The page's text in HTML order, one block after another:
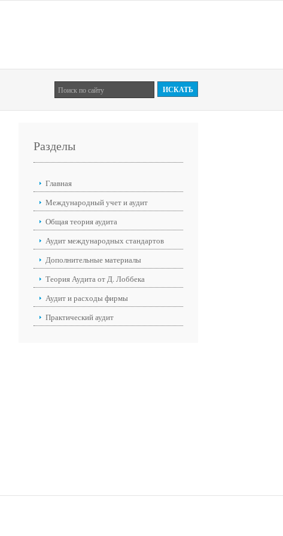
Разделы
Главная
Международный учет и аудит
Общая теория аудита
Аудит международных стандартов
Дополнительные материалы
Теория Аудита от Д. Лоббека
Аудит и расходы фирмы
Практический аудит